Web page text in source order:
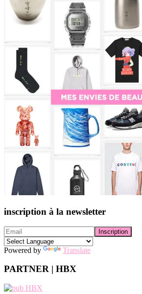
inscription à la newsletter
Powered by Translate
PARTNER | HBX